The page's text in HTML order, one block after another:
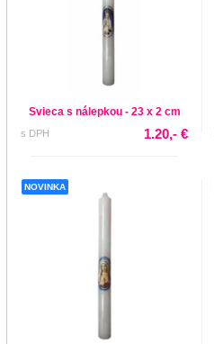
Svieca s nálepkou - 23 x 2 cm
s DPH 1.20,- €
NOVINKA